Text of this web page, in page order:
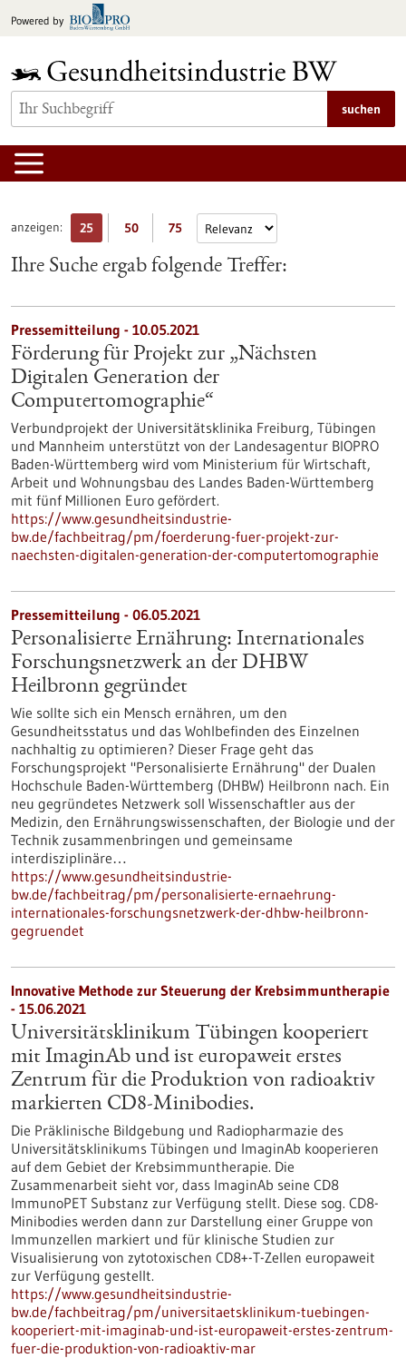
Inhalt
Powered by
suchen
anzeigen: 25 50 75
Ihre Suche ergab folgende Treffer:
Pressemitteilung - 10.05.2021
Förderung für Projekt zur „Nächsten
Digitalen Generation der
Computertomographie“
Verbundprojekt der Universitätsklinika Freiburg, Tübingen
und Mannheim unterstützt von der Landesagentur BIOPRO
Baden-Württemberg wird vom Ministerium für Wirtschaft,
Arbeit und Wohnungsbau des Landes Baden-Württemberg
mit fünf Millionen Euro gefördert.
https://www.gesundheitsindustrie-
bw.de/fachbeitrag/pm/foerderung-fuer-projekt-zur-
naechsten-digitalen-generation-der-computertomographie
Pressemitteilung - 06.05.2021
Personalisierte Ernährung: Internationales
Forschungsnetzwerk an der DHBW
Heilbronn gegründet
Wie sollte sich ein Mensch ernähren, um den
Gesundheitsstatus und das Wohlbefinden des Einzelnen
nachhaltig zu optimieren? Dieser Frage geht das
Forschungsprojekt "Personalisierte Ernährung" der Dualen
Hochschule Baden-Württemberg (DHBW) Heilbronn nach. Ein
neu gegründetes Netzwerk soll Wissenschaftler aus der
Medizin, den Ernährungswissenschaften, der Biologie und der
Technik zusammenbringen und gemeinsame
interdisziplinäre…
https://www.gesundheitsindustrie-
bw.de/fachbeitrag/pm/personalisierte-ernaehrung-
internationales-forschungsnetzwerk-der-dhbw-heilbronn-
gegruendet
Innovative Methode zur Steuerung der Krebsimmuntherapie
- 15.06.2021
Universitätsklinikum Tübingen kooperiert
mit ImaginAb und ist europaweit erstes
Zentrum für die Produktion von radioaktiv
markierten CD8-Minibodies.
Die Präklinische Bildgebung und Radiopharmazie des
Universitätsklinikums Tübingen und ImaginAb kooperieren
auf dem Gebiet der Krebsimmuntherapie. Die
Zusammenarbeit sieht vor, dass ImaginAb seine CD8
ImmunoPET Substanz zur Verfügung stellt. Diese sog. CD8-
Minibodies werden dann zur Darstellung einer Gruppe von
Immunzellen markiert und für klinische Studien zur
Visualisierung von zytotoxischen CD8+-T-Zellen europaweit
zur Verfügung gestellt.
https://www.gesundheitsindustrie-
bw.de/fachbeitrag/pm/universitaetsklinikum-tuebingen-
kooperiert-mit-imaginab-und-ist-europaweit-erstes-zentrum-
fuer-die-produktion-von-radioaktiv-mar